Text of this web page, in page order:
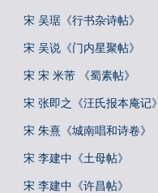
宋 吴琚《行书杂诗帖》
宋 吴说《门内星聚帖》
宋 宋 米芾 《蜀素帖》
宋 张即之《汪氏报本庵记》
宋 朱熹《城南唱和诗卷》
宋 李建中《土母帖》
宋 李建中《许昌帖》